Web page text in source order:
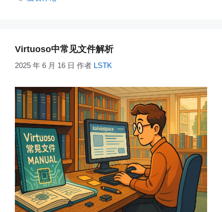
Virtuoso中常见文件解析
2025 年 6 月 16 日 作者 LSTK